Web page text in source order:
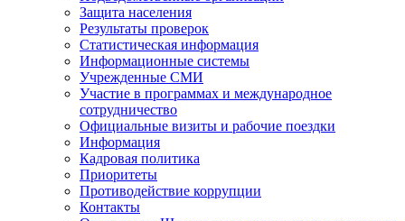
Защита населения
Результаты проверок
Статистическая информация
Информационные системы
Учрежденные СМИ
Участие в программах и международное
сотрудничество
Официальные визиты и рабочие поездки
Информация
Кадровая политика
Приоритеты
Противодействие коррупции
Контакты